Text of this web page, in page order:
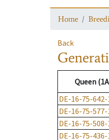
Home
Back
Queen
DE-16-75-642-
DE-16-75-577-
DE-16-75-508-
DE-16-75-436-